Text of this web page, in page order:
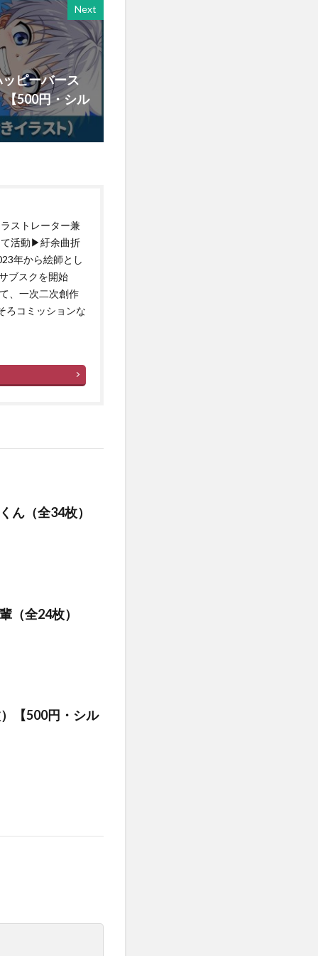
Next
ピーバース
500円・シル
ストレーター兼
活動▶紆余曲折
年から絵師とし
ブスクを開始
、一次二次創作
ろコミッションな
ん（全34枚）
（全24枚）
【500円・シル